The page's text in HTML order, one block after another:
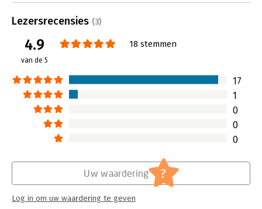
Lezersrecensies (3)
4.9
van de 5
18 stemmen
17
1
0
0
0
Uw waardering ?
Log in om uw waardering te geven